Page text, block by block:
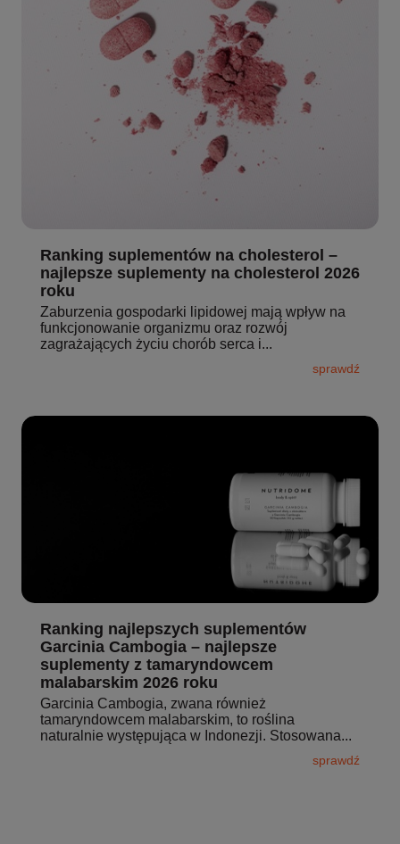
Ranking suplementów na cholesterol –
najlepsze suplementy na cholesterol 2026
roku
Zaburzenia gospodarki lipidowej mają wpływ na
funkcjonowanie organizmu oraz rozwój
zagrażających życiu chorób serca i...
sprawdź
Ranking najlepszych suplementów
Garcinia Cambogia – najlepsze
suplementy z tamaryndowcem
malabarskim 2026 roku
Garcinia Cambogia, zwana również
tamaryndowcem malabarskim, to roślina
naturalnie występująca w Indonezji. Stosowana...
sprawdź